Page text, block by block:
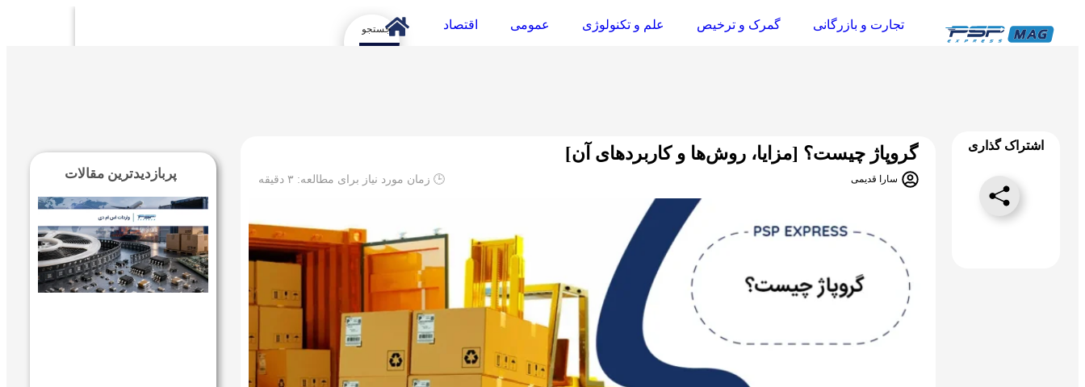
تجارت و بازرگانی گمرک و ترخیص علم و تکنولوژی عمومی اقتصاد
اشتراک گذاری گروپاژ چیست؟ [مزایا، روش‌ها و کاربردهای آن]
سارا قدیمی 🕒 زمان مورد نیاز برای مطالعه: ۳ دقیقه پربازدیدترین مقالات